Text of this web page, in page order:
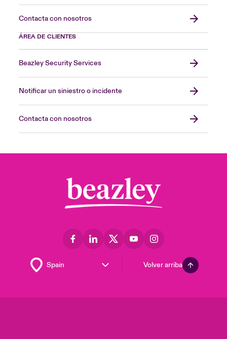
Contacta con nosotros
ÁREA DE CLIENTES
Beazley Security Services
Notificar un siniestro o incidente
Contacta con nosotros
Volver arriba